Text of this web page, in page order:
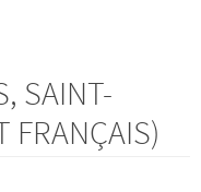
SAINT-
FRANÇAIS)